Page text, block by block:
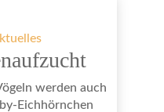
werden auch
Eichhörnchen